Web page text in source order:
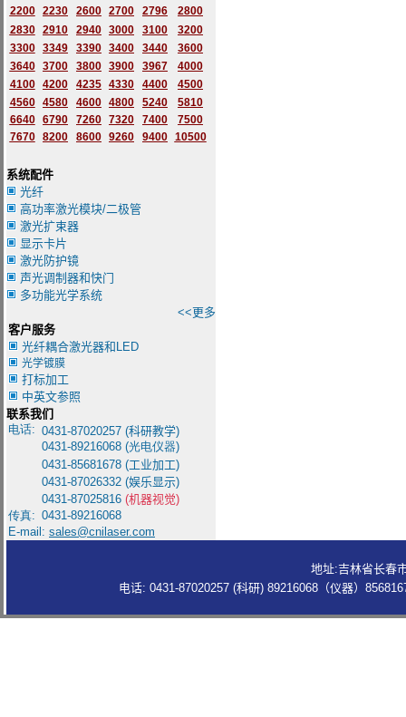
2200
2230 2600 2700 2796 2800
2830
2910 2940 3000 3100
3200
3300
3349 3390 3400 3440
3600
3640
3700 3800 3900 3967
4000
4100
4200 4235 4330 4400
4500
4560
4580 4600 4800 5240
5810
6640
6790 7260 7320 7400
7500
7670
8200 8600 9260 9400 10500
系统配件
光纤
高功率激光模块/二极管
激光扩束器
显示卡片
激光防护镜
声光调制器和快门
多功能光学系统
<<更多
客户服务
光纤耦合激光器和LED
光学镀膜
打标加工
中英文参照
联系我们
电话: 0431-87020257 (科研教学)
0431-89216068 (光电仪器)
0431-85681678 (工业加工)
0431-87026332 (娱乐显示)
0431-87025816 (机器视觉)
传真: 0431-89216068
E-mail: sales@cnilaser.com
地址:吉林省长
电话: 0431-87020257 (科研) 89216068（仪器）